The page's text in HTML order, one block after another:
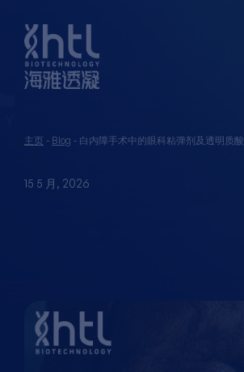
主页 - Blog - 白内障手术中的眼科粘弹剂及透明质酸
15 5 月, 2026